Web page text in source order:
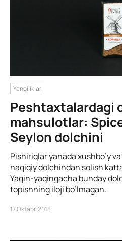
Yangiliklar
Peshtaxtalardagi
mahsulotlar:
Seylon dolchini
Pishiriqlar yanada xushbo’y
haqiqiy dolchindan solish
Yaqin-yaqingacha bunday
topishning iloji bo’lmagan.
17 Oktabr, 2018